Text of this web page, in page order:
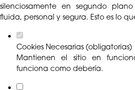
silenciosamente en segundo
fluida, personal y segura. Esto es lo
Cookies Necesarias (obligatorias)
Mantienen el sitio en
funciona como debería.